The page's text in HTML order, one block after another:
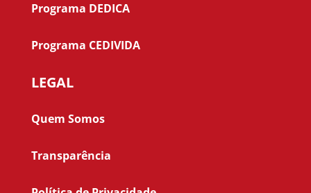
Programa DEDICA
Programa CEDIVIDA
LEGAL
Quem Somos
Transparência